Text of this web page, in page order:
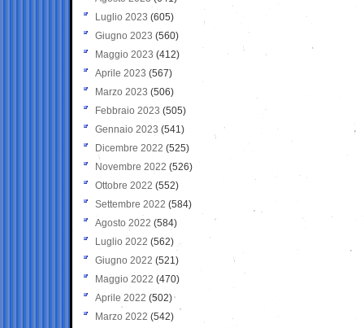
Luglio 2023 (605)
Giugno 2023 (560)
Maggio 2023 (412)
Aprile 2023 (567)
Marzo 2023 (506)
Febbraio 2023 (505)
Gennaio 2023 (541)
Dicembre 2022 (525)
Novembre 2022 (526)
Ottobre 2022 (552)
Settembre 2022 (584)
Agosto 2022 (584)
Luglio 2022 (562)
Giugno 2022 (521)
Maggio 2022 (470)
Aprile 2022 (502)
Marzo 2022 (542)